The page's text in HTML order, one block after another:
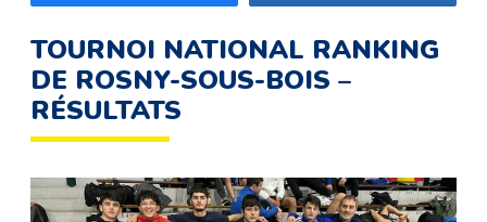
TOURNOI NATIONAL RANKING
DE ROSNY-SOUS-BOIS –
RÉSULTATS